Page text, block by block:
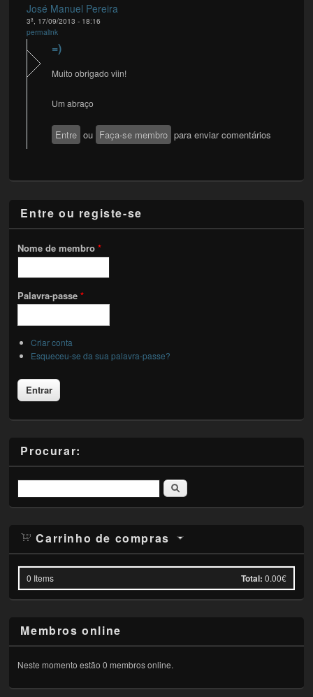
José Manuel Pereira
3ª, 17/09/2013 - 18:16
permalink
=)
Muito obrigado viin!
Um abraço
Entre ou Faça-se membro para enviar comentários
Entre ou registe-se
Nome de membro*
Palavra-passe*
Criar conta
Esqueceu-se da sua palavra-passe?
Procurar:
Pesquisar
Carrinho de compras
0 Items Total: 0.00€
Membros online
Neste momento estão 0 membros online.